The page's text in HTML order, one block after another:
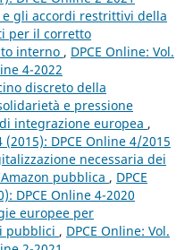
e gli accordi restrittivi della
per il corretto
interno , DPCE Online: Vol.
4-2022
discreto della
e pressione
integrazione europea ,
(2015): DPCE Online 4/2015
necessaria dei
pubblica , DPCE
DPCE Online 4-2020
europee per
pubblici , DPCE Online: Vol.